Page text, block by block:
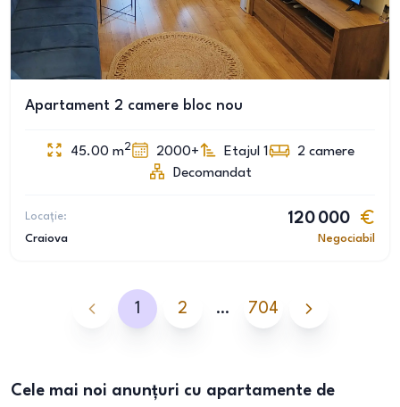
Apartament 2 camere bloc nou
45.00 m2 2000+ Etajul 1 2 camere
Decomandat
Locație:
Craiova
120 000
Negociabil
1 2 … 704
Cele mai noi anunțuri cu apartamente de